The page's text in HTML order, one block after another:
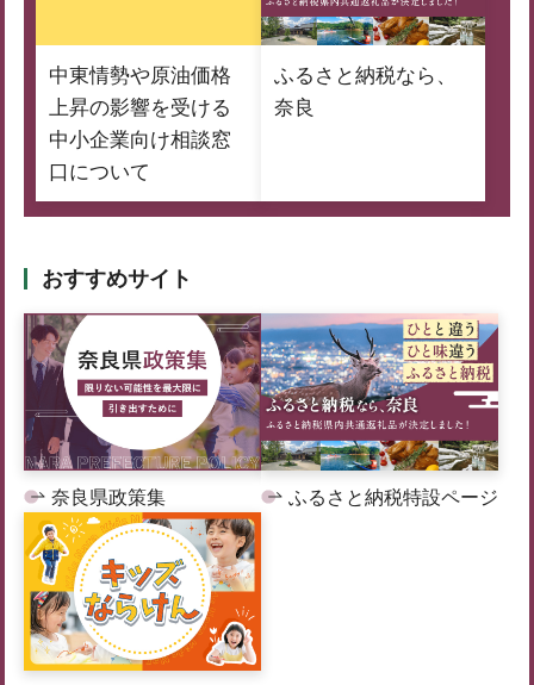
中東情勢や原油価格
上昇の影響を受ける
中小企業向け相談窓
口について
ふるさと納税なら、
奈良
おすすめサイト
奈良県政策集 ふるさと納税特設ページ